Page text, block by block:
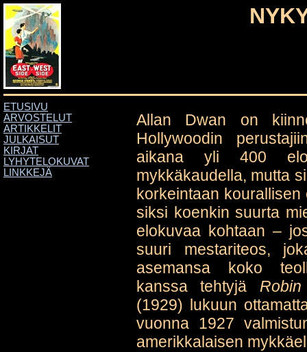
ETUSIVU
ARVOSTELUT
ARTIKKELIT
JULKAISUT
KIRJAT
LYHYTELOKUVAT
LINKKEJÄ
Allan Dwan on
Hollywoodin
aikana yli 400
mykkäkaudella, mutta
korkeintaan
siksi koenkin suurta
elokuvaa kohtaan –
suuri mestariteos,
asemansa koko
kanssa tehtyjä
(1929) lukuun
vuonna 1927
amerikkalaisen